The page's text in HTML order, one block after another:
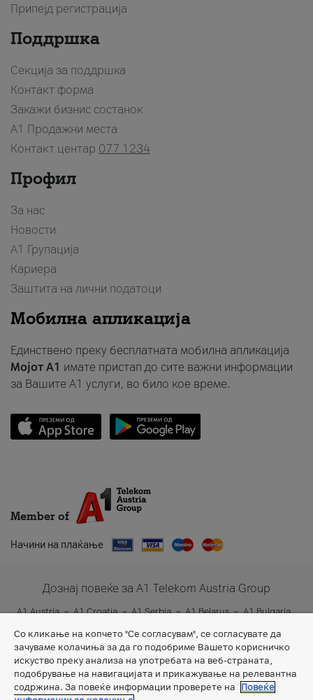
Припејд регистрација
Поддршка
Секција за поддршка
Контакт форма
Закажи бизнис состанок
A1 Продажни места
Контакт центар 077 1234
Профил
За нас
Новости
А1 Групација
Кариера
Заштита на лични податоци
Мобилна апликација
Единствено преку бесплатната мобилна апликација
Мојот A1 имате пристап до сите важни информации
за Вашите A1 услуги, во било кое време.
Member of
Начини на плаќање
Дознај повеќе за A1 Telekom Austria Group
A1 Austria A1 Croatia A1 Serbia A1 Belarus
A1 Bulgaria
Со кликање на копчето "Се согласувам", се согласувате да
зачуваме колачиња за да го подобриме Вашето корисничко
искуство преку анализа на употребата на веб-страната,
подобрување на навигацијата и прикажување на релевантна
содржина. За повеќе информации проверете на
Повеќе